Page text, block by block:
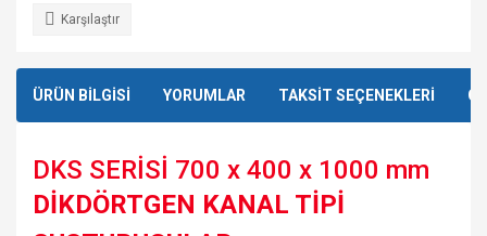
Karşılaştır
ÜRÜN BİLGİSİ YORUMLAR TAKSİT SEÇENEKLERİ
DKS SERİSİ 700 x 400 x 1000 mm
DİKDÖRTGEN KANAL TİPİ